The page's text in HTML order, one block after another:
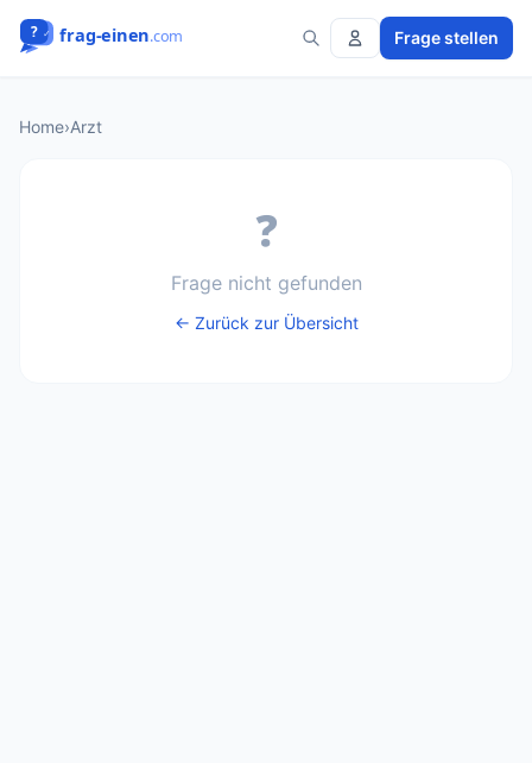
Frage stellen
Home›Arzt
❓
Frage nicht gefunden
← Zurück zur Übersicht